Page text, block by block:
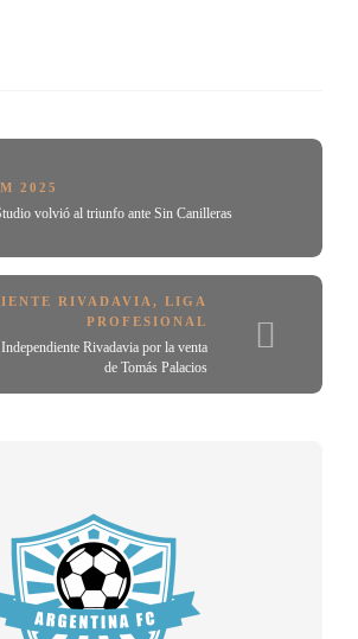
2025
volvió al triunfo ante Sin Canilleras
RIVADAVIA , LIGA
PROFESIONAL
Rivadavia por la venta
de Tomás Palacios